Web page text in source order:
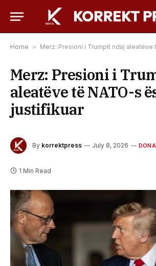
Home » Merz: Presioni i Trumpit ndaj aleatëve të
Merz: Presioni i
aleatëve të NATO-s
justifikuar
By korrektpress July 8, 2026
1 Min Read